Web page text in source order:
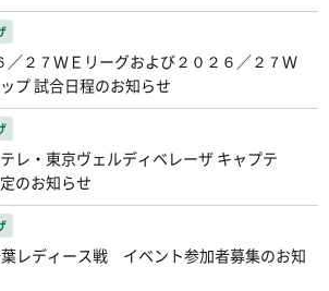
／２７ＷＥリーグおよび２０２６／２７Ｗ
プ 試合日程のお知らせ
レ・東京ヴェルディベレーザ キャプテ
のお知らせ
レディース戦 イベント参加者募集のお知